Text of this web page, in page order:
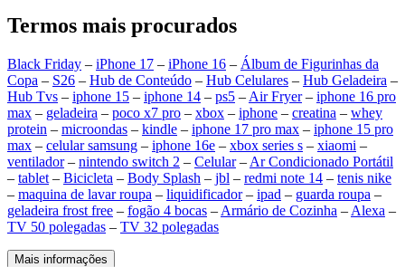
Termos mais procurados
Black Friday – iPhone 17 – iPhone 16 – Álbum de Figurinhas da
Copa – S26 – Hub de Conteúdo – Hub Celulares – Hub Geladeira –
Hub Tvs – iphone 15 – iphone 14 – ps5 – Air Fryer– iphone 16 pro
max – geladeira – poco x7 pro – xbox – iphone – creatina – whey
protein – microondas – kindle – iphone 17 pro max – iphone 15 pro
max – celular samsung – iphone 16e – xbox series s – xiaomi –
ventilador– nintendo switch 2 – Celular– Ar Condicionado Portátil
– tablet – Bicicleta – Body Splash – jbl – redmi note 14 – tenis nike
– maquina de lavar roupa – liquidificador– ipad – guarda roupa –
geladeira frost free – fogão 4 bocas – Armário de Cozinha – Alexa –
TV 50 polegadas – TV 32 polegadas
Mais informações